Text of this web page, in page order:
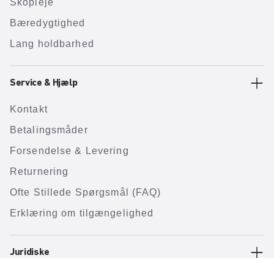
Skopleje
Bæredygtighed
Lang holdbarhed
Service & Hjælp
Kontakt
Betalingsmåder
Forsendelse & Levering
Returnering
Ofte Stillede Spørgsmål (FAQ)
Erklæring om tilgængelighed
Juridiske